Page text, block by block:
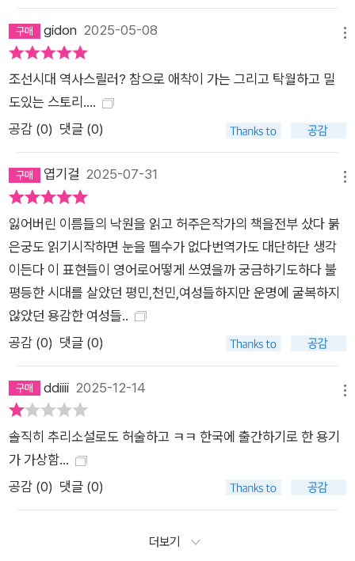
서 손을 떼라는 압박을 받는다. 동시에 문 소원으로부터 첩자가
될 것을 강요받는다. 게다가 현이 문 소원의 첩자임을 알고 있음
에도 수사를 이어가라는 세자빈의 조언은 알쏭달쏭하기만 하다.
혜민서 사건을 파헤치던 현은 어느새 궁궐 내 정치의 중심에 서게
된다. 궁중에서 치열한 암투가 벌어지는 한편, 왕족에게 해를 당
한 하층민 또한 복수를 꾸미고 있다. 이렇듯 계층을 막론하고 일
어나는 정치 싸움에 갈등은 더 심화되고, 매 장면이 클라이맥스를
달리는 듯 몰입감이 치솟는다. 복잡하게 얽힌 권력 관계이지만 현
을 중심으로 짜임새 있게 풀어내어 풍성한 읽을거리를 선사한다.
무거운 분위기를 중화시키는 풋풋한 로맨스 우리는 나약한 존재
다. 그럼에도 살아남고자 하는 의지가 확고하다. 우리에게는 은밀
한 고통과 사랑에 대한 열망이 있다. -본문 중에서 나는 사랑하고
싶었고, 사랑받고 싶었다. 존재감을 드러내고 싶었다. 이해와 인
정을 받고 싶었다. 어진과 있다 보면, 내 머릿속에 초대받지 않은
환상이 슬그머니 들어왔다. 지은이 수집하는 연애소설 주인공처
본문 중에서 복잡한 인물 관계 중에서도 가장 눈에 띄는 것은 주
인공 현과 종사관 어진의 관계로, 보는 이로 하여금 절로 설렘을
자아낸다. 연이어 발생하는 살인 사건에도 진중하게 수사를 이어
가던 두 사람이지만, 서로를 대할 때만큼은 조금 서툰 모습을 보
는 식으로 이루어졌던 일반적인 조선 시대 남녀상과 달리, 《붉은
천대 받는 신분의 젊은 여성임에도 능동적으로 사건을 헤쳐 나가
gidon 2025-05-08
조선시대 역사스릴러? 참으로 애착이 가는 그리고 탁월하고 밀
도있는 스토리....
공감 (0) 댓글 (0)
엽기걸 2025-07-31
잃어버린 이름들의 낙원을 읽고 허주은작가의 책을전부 샀다 붉
은궁도 읽기시작하면 눈을 뗄수가 없다번역가도 대단하단 생각
이든다 이 표현들이 영어로어떻게 쓰였을까 궁금하기도하다 불
평등한 시대를 살았던 평민,천민,여성들하지만 운명에 굴복하지
않았던 용감한 여성들..
공감 (0) 댓글 (0)
ddiiii 2025-12-14
솔직히 추리소설로도 허술하고 ㅋㅋ 한국에 출간하기로 한 용기
가 가상함...
공감 (0) 댓글 (0)
더보기